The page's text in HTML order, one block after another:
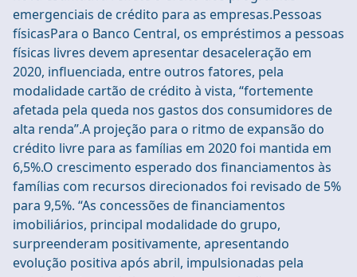
emergenciais de crédito para as empresas.Pessoas
físicasPara o Banco Central, os empréstimos a pessoas
físicas livres devem apresentar desaceleração em
2020, influenciada, entre outros fatores, pela
modalidade cartão de crédito à vista, “fortemente
afetada pela queda nos gastos dos consumidores de
alta renda”.A projeção para o ritmo de expansão do
crédito livre para as famílias em 2020 foi mantida em
6,5%.O crescimento esperado dos financiamentos às
famílias com recursos direcionados foi revisado de 5%
para 9,5%. “As concessões de financiamentos
imobiliários, principal modalidade do grupo,
surpreenderam positivamente, apresentando
evolução positiva após abril, impulsionadas pela